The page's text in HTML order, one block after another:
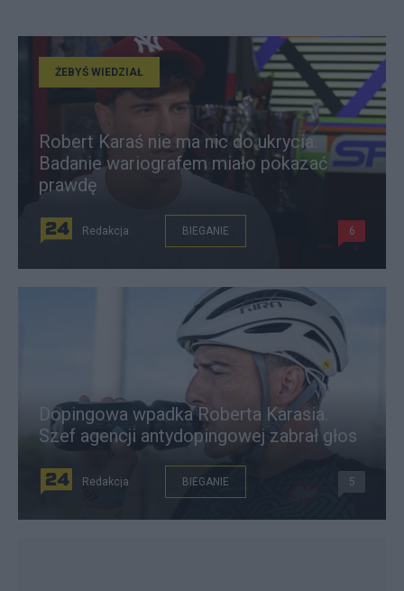
ŻEBYŚ WIEDZIAŁ
Robert Karaś nie ma nic do ukrycia.
Badanie wariografem miało pokazać
prawdę
Redakcja BIEGANIE 6
Dopingowa wpadka Roberta Karasia.
Szef agencji antydopingowej zabrał głos
Redakcja BIEGANIE 5